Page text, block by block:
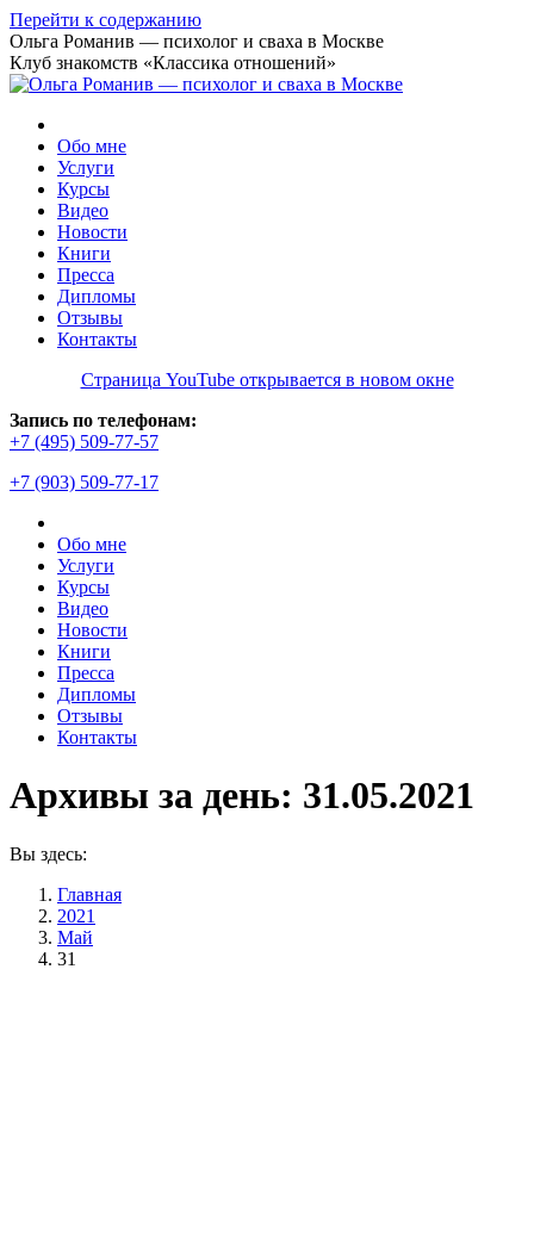
Перейти к содержанию
Ольга Романив — психолог и сваха в Москве
Клуб знакомств «Классика отношений»
Обо мне
Услуги
Курсы
Видео
Новости
Книги
Пресса
Дипломы
Отзывы
Контакты
Страница YouTube открывается в новом окне
Запись по телефонам:
+7 (495) 509-77-57
+7 (903) 509-77-17
Обо мне
Услуги
Курсы
Видео
Новости
Книги
Пресса
Дипломы
Отзывы
Контакты
Архивы за день: 31.05.2021
Вы здесь:
Главная
2021
Май
31